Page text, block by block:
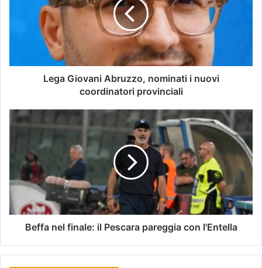
Lega Giovani Abruzzo, nominati i nuovi
coordinatori provinciali
Beffa nel finale: il Pescara pareggia con l'Entella